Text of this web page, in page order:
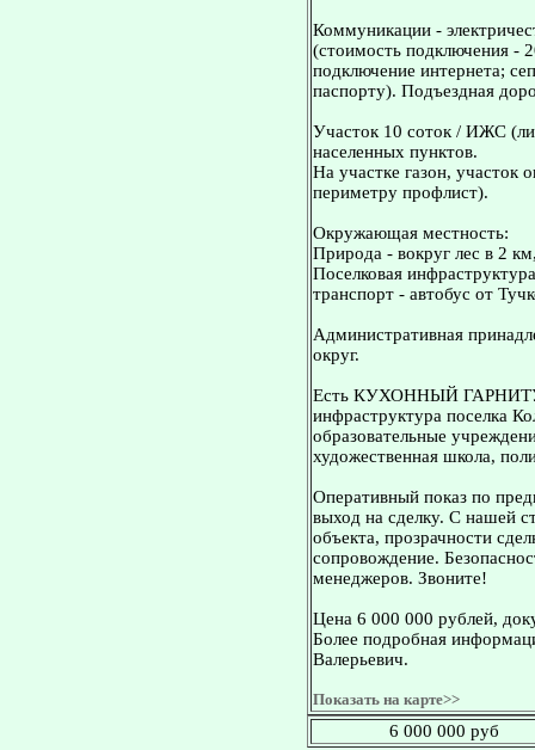
Коммуникации -
(стоимость подключения -
подключение интернета;
паспорту). Подъездная
Участок 10 соток / ИЖС
населенных пунктов.
На участке газон, участок
периметру профлист).
Окружающая местность:
Природа - вокруг лес в 2
Поселковая
транспорт - автобус от
Административная
округ.
Есть КУХОННЫЙ
инфраструктура поселка
образовательные
художественная школа,
Оперативный показ по
выход на сделку. С нашей
объекта, прозрачности
сопровождение.
менеджеров. Звоните!
Цена 6 000 000 рублей,
Более подробная
Валерьевич.
Показать на карте>>
6 000 000 руб